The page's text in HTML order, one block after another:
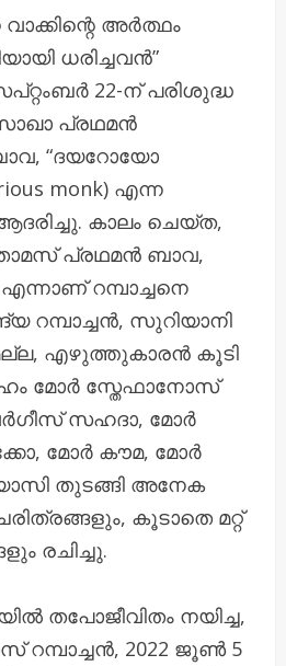
അർത്ഥം
ധരിച്ചവൻ”
22-ന് പരിശുദ്ധ
പ്രഥമൻ
“ദയറോയോ
monk) എന്ന
കാലം ചെയ്ത,
പ്രഥമൻ ബാവ,
റമ്പാച്ചനെ
റമ്പാച്ചൻ, സുറിയാനി
എഴുത്തുകാരൻ കൂടി
മോർ സ്തേഫാനോസ്
സഹദാ, മോർ
മോർ കൗമ, മോർ
തുടങ്ങി അനേക
കൂടാതെ മറ്റ്‌
രചിച്ചു.
തപോജീവിതം നയിച്ച,
റമ്പാച്ചൻ, 2022 ജൂൺ 5